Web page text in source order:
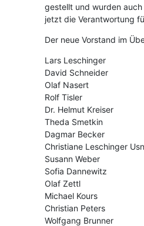
gestellt und wurden
jetzt die Verantwortung
Der neue Vorstand im
Lars Leschinger
David Schneider
Olaf Nasert
Rolf Tisler
Dr. Helmut Kreiser
Theda Smetkin
Dagmar Becker
Christiane Leschinger
Susann Weber
Sofia Dannewitz
Olaf Zettl
Michael Kours
Christian Peters
Wolfgang Brunner